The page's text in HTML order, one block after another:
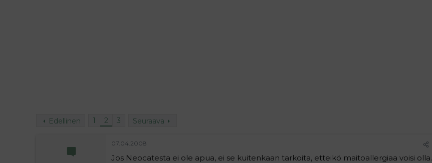
Edellinen 1 2 3 Seuraava
07.04.2008
Jos Neocatesta ei ole apua, ei se kuitenkaan tarkoita, etteikö maitoallergiaa voisi olla.